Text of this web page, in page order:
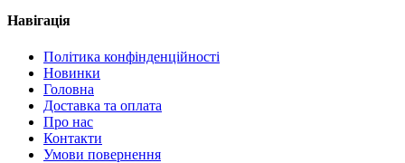
Навігація
Політика конфінденційності
Новинки
Головна
Доставка та оплата
Про нас
Контакти
Умови повернення